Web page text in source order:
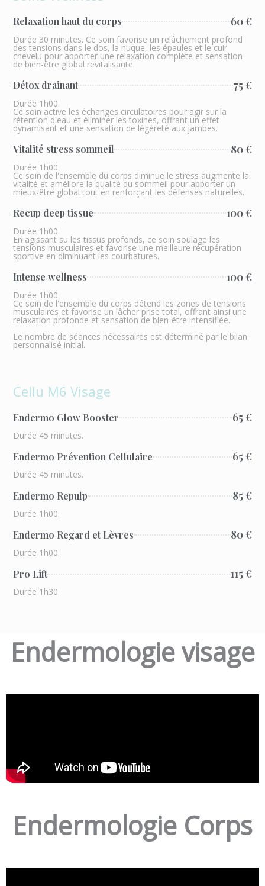
Relaxation haut du corps 60 €
Durée 30 minutes. Ce soin favorise un relâchement profond
des tensions dans le dos, la nuque, les épaules et le cuir
chevelu pour apporter une relaxation complète et sensation
de bien-être global revitalisante.
Détox drainant 75 €
Durée 1h00.
Ce soin active les échanges circulatoires pour agir sur la
rétention d'eau et éliminer les toxines, offrant un effet
dynamisant et une sensation de légèreté aux jambes.
Vitalité stress sommeil 80 €
Durée 1h00.
Ce soin de l'ensemble du corps diminue le stress augmente la
vitalité et améliore la qualité du sommeil pour apporter un
mieux-être global tout en renforçant les défenses naturelles.
Recup deep tissue 100 €
Durée 1h00.
En agissant su les tissus profonds, ce soin soulage les
tensions musculaires et favorise une meilleure récupération
sportive en diminuant les courbatures.
Intense wellness 100 €
Durée 1h00.
Ce soin de l'ensemble du corps détend les zones de tensions
musculaires et favorise un lâcher prise total, offrant ainsi une
relaxation profonde et sensation de bien-être intensifiée.
.
Le nombre de séances nécessaires est déterminé par le bilan
personnalisé initial.
Cellu M6 Visage
Endermo Glow Booster 65 €
Durée 45 minutes.
Endermo Prévention Cellulaire 65 €
Durée 45 minutes.
Endermo Repulp 85 €
Durée 1h00.
Endermo Regard et Lèvres 80 €
Durée 1h00.
Pro Lift 115 €
Durée 1h30.
Endermologie visage
Endermologie Corps